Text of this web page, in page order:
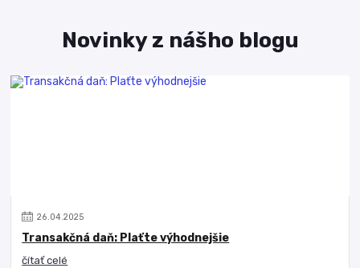
Novinky z nášho blogu
26 04 2025
Transakčná daň: Plaťte výhodnejšie
čítať celé